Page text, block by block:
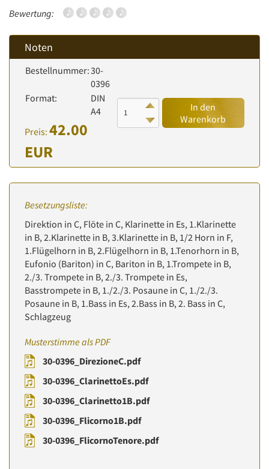
Bewertung:
Noten
Bestellnummer:30-
0396
Format:
DIN
A4
Preis: 42.00
EUR
In den
Warenkorb
Besetzungsliste:
Direktion in C, Flöte in C, Klarinette in Es, 1.Klarinette
in B, 2.Klarinette in B, 3.Klarinette in B, 1/2 Horn in F,
1.Flügelhorn in B, 2.Flügelhorn in B, 1.Tenorhorn in B,
Eufonio (Bariton) in C, Bariton in B, 1.Trompete in B,
2./3. Trompete in B, 2./3. Trompete in Es,
Basstrompete in B, 1./2./3. Posaune in C, 1./2./3.
Posaune in B, 1.Bass in Es, 2.Bass in B, 2. Bass in C,
Schlagzeug
Musterstimme als PDF
30-0396_DirezioneC.pdf
30-0396_ClarinettoEs.pdf
30-0396_Clarinetto1B.pdf
30-0396_Flicorno1B.pdf
30-0396_FlicornoTenore.pdf